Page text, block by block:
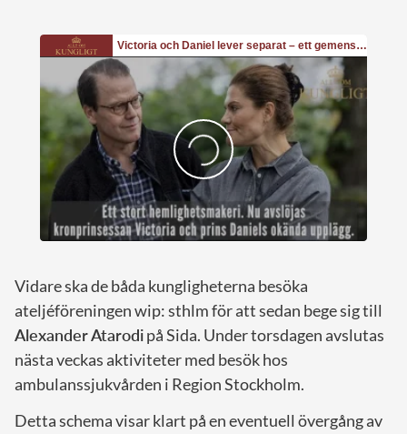
Vidare ska de båda kungligheterna besöka
ateljéföreningen wip: sthlm för att sedan bege sig till
Alexander Atarodipå Sida. Under torsdagen avslutas
nästa veckas aktiviteter med besök hos
ambulanssjukvården i Region Stockholm.
Detta schema visar klart på en eventuell övergång av